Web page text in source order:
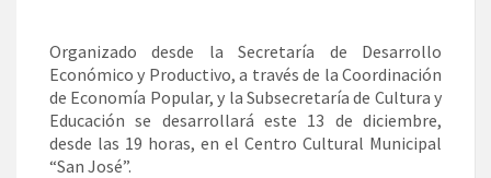
Organizado desde la Secretaría de Desarrollo
Económico y Productivo, a través de la Coordinación
de Economía Popular, y la Subsecretaría de Cultura y
Educación se desarrollará este 13 de diciembre,
desde las 19 horas, en el Centro Cultural Municipal
“San José”.